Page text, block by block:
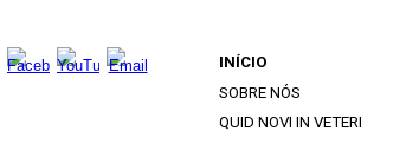
INÍCIO
SOBRE NÓS
QUID NOVI IN VETERI